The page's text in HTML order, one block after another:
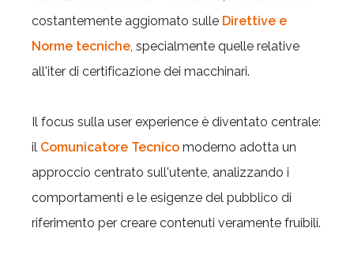
costantemente aggiornato sulle Direttive e
Norme tecniche, specialmente quelle relative
all'iter di certificazione dei macchinari.
Il focus sulla user experience è diventato centrale:
il Comunicatore Tecnico moderno adotta un
approccio centrato sull'utente, analizzando i
comportamenti e le esigenze del pubblico di
riferimento per creare contenuti veramente fruibili.